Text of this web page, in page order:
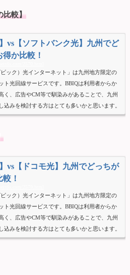
るauひかりですが、キャッシュバックキャンペ
国的にはとても人気のある光回線です。またB
比較】
vs【ソフトバンク光】九州でど
得か比較！
ビック）光インターネット」は九州地方限定の
ト光回線サービスです。BBIQは利用者からか
く、広告やCM等で馴染みがあることで、九州
込みを検討する方はとても多いかと思います。
サービスエリア内の方でも、他の光回線もご
ク光」となります。ソフトバンク光はキャッシ
全国的にはとても人気のある光回線です。また
vs【ドコモ光】九州でどっちが
！
ビック）光インターネット」は九州地方限定の
ト光回線サービスです。BBIQは利用者からか
く、広告やCM等で馴染みがあることで、九州
込みを検討する方はとても多いかと思います。
サービスエリア内の方でも、他の光回線もご